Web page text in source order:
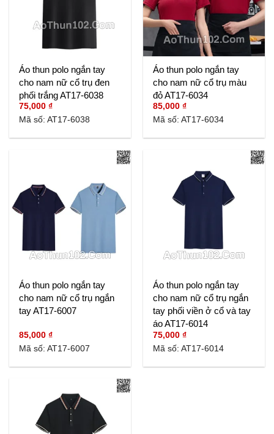
Áo thun polo ngắn tay
cho nam nữ cổ trụ đen
phối trắng AT17-6038
75,000₫
Mã số: AT17-6038
Áo thun polo ngắn tay
cho nam nữ cổ trụ màu
đỏ AT17-6034
85,000₫
Mã số: AT17-6034
Áo thun polo ngắn tay
cho nam nữ cổ trụ ngắn
tay AT17-6007
85,000₫
Mã số: AT17-6007
Áo thun polo ngắn tay
cho nam nữ cổ trụ ngắn
tay phối viền ở cổ và tay
áo AT17-6014
75,000₫
Mã số: AT17-6014